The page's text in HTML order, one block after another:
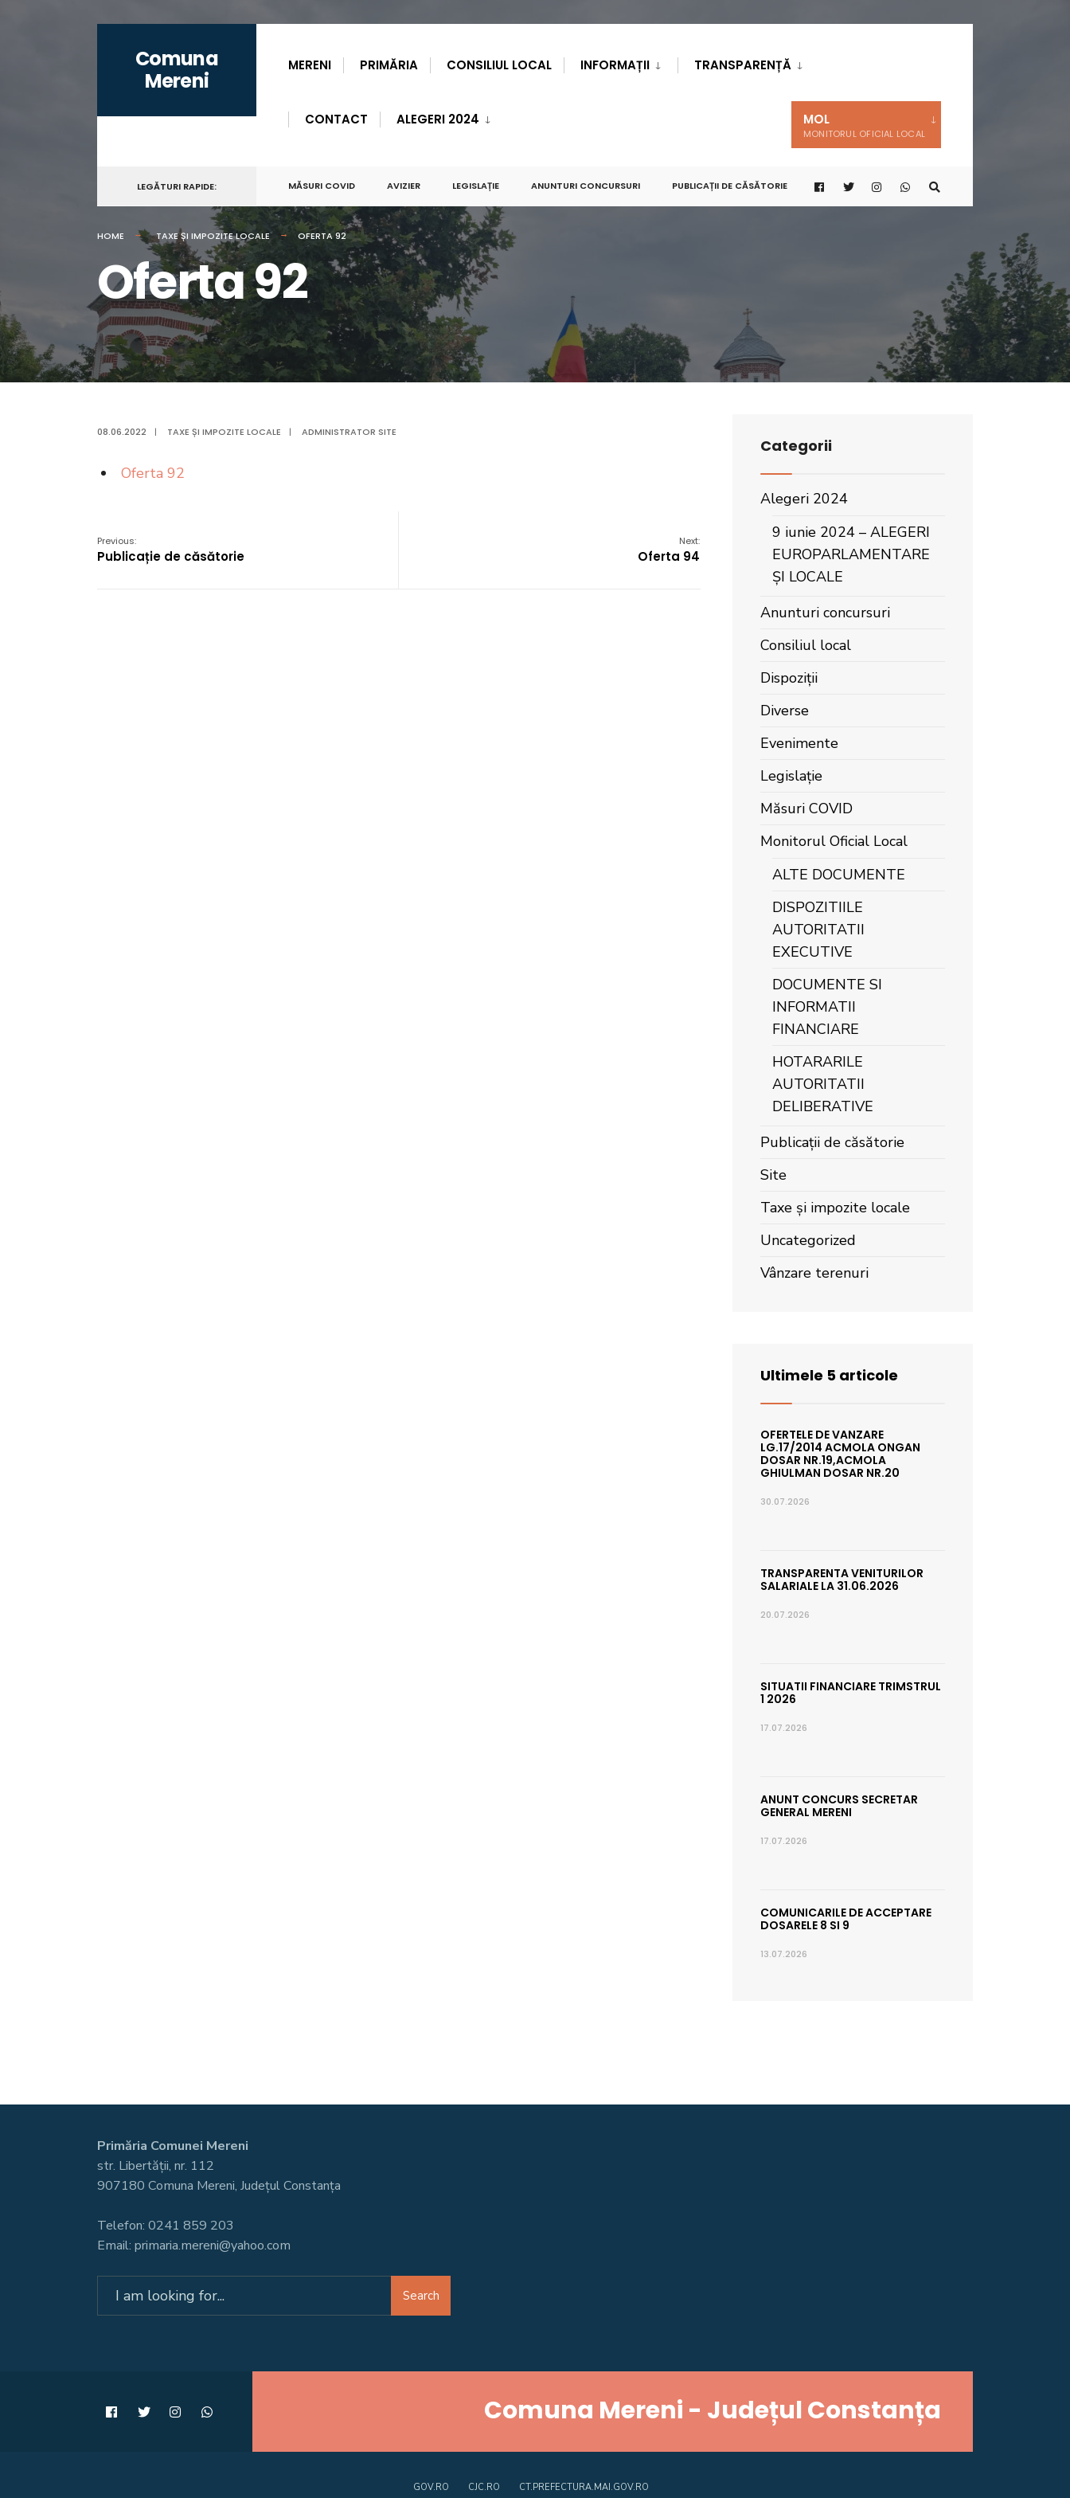
content
Comuna
Mereni
MERENI PRIMĂRIA CONSILIUL LOCAL INFORMAȚII TRANSPARENȚĂ
MOL
MONITORUL OFICIAL LOCAL
CONTACT ALEGERI 2024
LEGĂTURI RAPIDE: MĂSURI COVID AVIZIER LEGISLAȚIE ANUNTURI CONCURSURI PUBLICAȚII DE CĂSĂTORIE
HOME TAXE ȘI IMPOZITE LOCALE OFERTA 92
Oferta 92
08.06.2022 | TAXE ȘI IMPOZITE LOCALE | ADMINISTRATOR SITE
Oferta 92
Previous:
Publicație de căsătorie
Next:
Oferta 94
Categorii
Alegeri 2024
9 iunie 2024 – ALEGERI
EUROPARLAMENTARE
ȘI LOCALE
Anunturi concursuri
Consiliul local
Dispoziții
Diverse
Evenimente
Legislație
Măsuri COVID
Monitorul Oficial Local
ALTE DOCUMENTE
DISPOZITIILE
AUTORITATII
EXECUTIVE
DOCUMENTE SI
INFORMATII
FINANCIARE
HOTARARILE
AUTORITATII
DELIBERATIVE
Publicații de căsătorie
Site
Taxe și impozite locale
Uncategorized
Vânzare terenuri
Ultimele 5 articole
OFERTELE DE VANZARE
LG.17/2014 ACMOLA ONGAN
DOSAR NR.19,ACMOLA
GHIULMAN DOSAR NR.20
30.07.2026
TRANSPARENTA VENITURILOR
SALARIALE LA 31.06.2026
20.07.2026
SITUATII FINANCIARE TRIMSTRUL
1 2026
17.07.2026
ANUNT CONCURS SECRETAR
GENERAL MERENI
17.07.2026
COMUNICARILE DE ACCEPTARE
DOSARELE 8 SI 9
13.07.2026
Primăria Comunei Mereni
str. Libertății, nr. 112
907180 Comuna Mereni, Județul Constanța
Telefon: 0241 859 203
Email: primaria.mereni@yahoo.com
Search
Comuna Mereni - Județul Constanța
GOV.RO CJC.RO CT.PREFECTURA.MAI.GOV.RO